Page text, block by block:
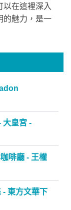
在這裡深入
的魅力，是一
大皇宮 -
啡廳 - 王權
- 東方文華下